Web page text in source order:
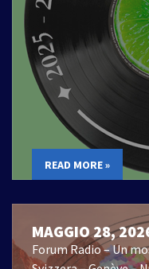
READ MORE »
MAGGIO 28,
Forum Radio – Un